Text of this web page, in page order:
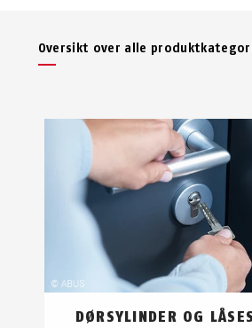
Oversikt over alle
DØRSYLINDER OG